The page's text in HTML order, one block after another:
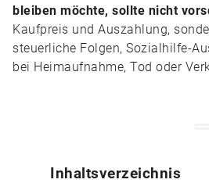
bleiben möchte, sollte nicht
Kaufpreis und Auszahlung,
steuerliche Folgen, Sozialhilfe-
bei Heimaufnahme, Tod oder
Inhaltsverzeichnis